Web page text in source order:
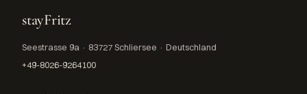
stayFritz
Seestrasse 9a · 83727 Schliersee · Deutschland
+49-8026-9264100